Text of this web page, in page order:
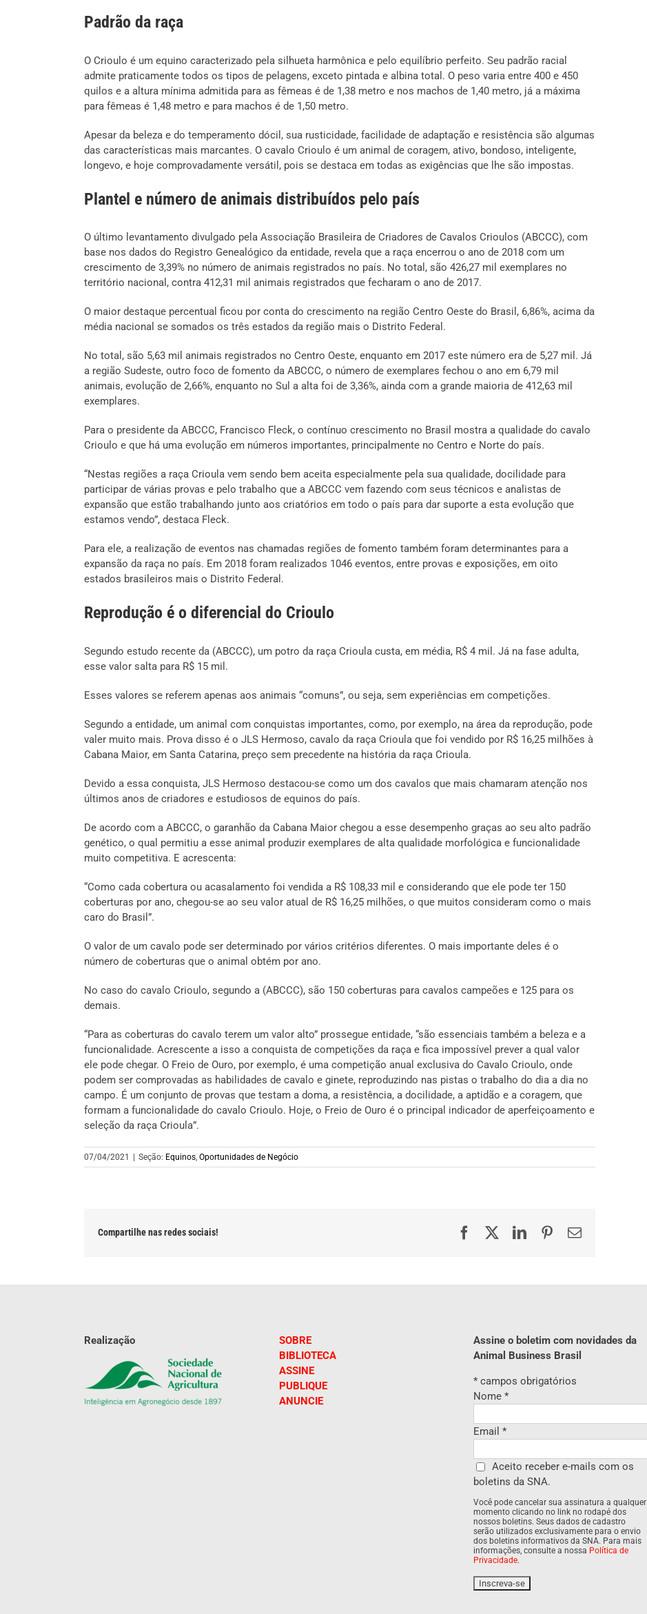
Padrão da raça
O Crioulo é um equino caracterizado pela silhueta harmônica e pelo equilíbrio perfeito. Seu padrão racial
admite praticamente todos os tipos de pelagens, exceto pintada e albina total. O peso varia entre 400 e 450
quilos e a altura mínima admitida para as fêmeas é de 1,38 metro e nos machos de 1,40 metro, já a máxima
para fêmeas é 1,48 metro e para machos é de 1,50 metro.
Apesar da beleza e do temperamento dócil, sua rusticidade, facilidade de adaptação e resistência são algumas
das características mais marcantes. O cavalo Crioulo é um animal de coragem, ativo, bondoso, inteligente,
longevo, e hoje comprovadamente versátil, pois se destaca em todas as exigências que lhe são impostas.
Plantel e número de animais distribuídos pelo país
O último levantamento divulgado pela Associação Brasileira de Criadores de Cavalos Crioulos (ABCCC), com
base nos dados do Registro Genealógico da entidade, revela que a raça encerrou o ano de 2018 com um
crescimento de 3,39% no número de animais registrados no país. No total, são 426,27 mil exemplares no
território nacional, contra 412,31 mil animais registrados que fecharam o ano de 2017.
O maior destaque percentual ficou por conta do crescimento na região Centro Oeste do Brasil, 6,86%, acima da
média nacional se somados os três estados da região mais o Distrito Federal.
No total, são 5,63 mil animais registrados no Centro Oeste, enquanto em 2017 este número era de 5,27 mil. Já
a região Sudeste, outro foco de fomento da ABCCC, o número de exemplares fechou o ano em 6,79 mil
animais, evolução de 2,66%, enquanto no Sul a alta foi de 3,36%, ainda com a grande maioria de 412,63 mil
exemplares.
Para o presidente da ABCCC, Francisco Fleck, o contínuo crescimento no Brasil mostra a qualidade do cavalo
Crioulo e que há uma evolução em números importantes, principalmente no Centro e Norte do país.
“Nestas regiões a raça Crioula vem sendo bem aceita especialmente pela sua qualidade, docilidade para
participar de várias provas e pelo trabalho que a ABCCC vem fazendo com seus técnicos e analistas de
expansão que estão trabalhando junto aos criatórios em todo o país para dar suporte a esta evolução que
estamos vendo”, destaca Fleck.
Para ele, a realização de eventos nas chamadas regiões de fomento também foram determinantes para a
expansão da raça no país. Em 2018 foram realizados 1046 eventos, entre provas e exposições, em oito
estados brasileiros mais o Distrito Federal.
Reprodução é o diferencial do Crioulo
Segundo estudo recente da (ABCCC), um potro da raça Crioula custa, em média, R$ 4 mil. Já na fase adulta,
esse valor salta para R$ 15 mil.
Esses valores se referem apenas aos animais “comuns”, ou seja, sem experiências em competições.
Segundo a entidade, um animal com conquistas importantes, como, por exemplo, na área da reprodução, pode
valer muito mais. Prova disso é o JLS Hermoso, cavalo da raça Crioula que foi vendido por R$ 16,25 milhões à
Cabana Maior, em Santa Catarina, preço sem precedente na história da raça Crioula.
Devido a essa conquista, JLS Hermoso destacou-se como um dos cavalos que mais chamaram atenção nos
últimos anos de criadores e estudiosos de equinos do país.
De acordo com a ABCCC, o garanhão da Cabana Maior chegou a esse desempenho graças ao seu alto padrão
genético, o qual permitiu a esse animal produzir exemplares de alta qualidade morfológica e funcionalidade
muito competitiva. E acrescenta:
“Como cada cobertura ou acasalamento foi vendida a R$ 108,33 mil e considerando que ele pode ter 150
coberturas por ano, chegou-se ao seu valor atual de R$ 16,25 milhões, o que muitos consideram como o mais
caro do Brasil”.
O valor de um cavalo pode ser determinado por vários critérios diferentes. O mais importante deles é o
número de coberturas que o animal obtém por ano.
No caso do cavalo Crioulo, segundo a (ABCCC), são 150 coberturas para cavalos campeões e 125 para os
demais.
“Para as coberturas do cavalo terem um valor alto” prossegue entidade, “são essenciais também a beleza e a
funcionalidade. Acrescente a isso a conquista de competições da raça e fica impossível prever a qual valor
ele pode chegar. O Freio de Ouro, por exemplo, é uma competição anual exclusiva do Cavalo Crioulo, onde
podem ser comprovadas as habilidades de cavalo e ginete, reproduzindo nas pistas o trabalho do dia a dia no
campo. É um conjunto de provas que testam a doma, a resistência, a docilidade, a aptidão e a coragem, que
formam a funcionalidade do cavalo Crioulo. Hoje, o Freio de Ouro é o principal indicador de aperfeiçoamento e
seleção da raça Crioula”.
07/04/2021 | Seção: Equinos Oportunidades de Negócio
Compartilhe nas redes sociais! FacebookLinkedInPinterest
E-
Realização
SOBRE
BIBLIOTECA
ASSINE
PUBLIQUE
ANUNCIE
Assine o boletim com novidades da
Animal Business Brasil
* campos obrigatórios
Nome *
Email *
Aceito receber e-mails com os
boletins da SNA.
Você pode cancelar sua assinatura a qualquer
momento clicando no link no rodapé dos
nossos boletins. Seus dados de cadastro
serão utilizados exclusivamente para o envio
dos boletins informativos da SNA. Para mais
informações, consulte a nossa Política de
Privacidade.